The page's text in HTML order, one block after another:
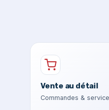
Vente au détail
Commandes &